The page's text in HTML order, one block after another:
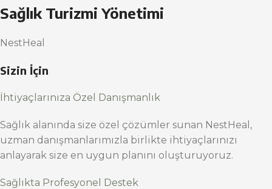
Sağlık Turizmi Yönetimi
NestHeal
Sizin İçin
İhtiyaçlarınıza Özel Danışmanlık
Sağlık alanında size özel çözümler sunan NestHeal,
uzman danışmanlarımızla birlikte ihtiyaçlarınızı
anlayarak size en uygun planını oluşturuyoruz.
Sağlıkta Profesyonel Destek